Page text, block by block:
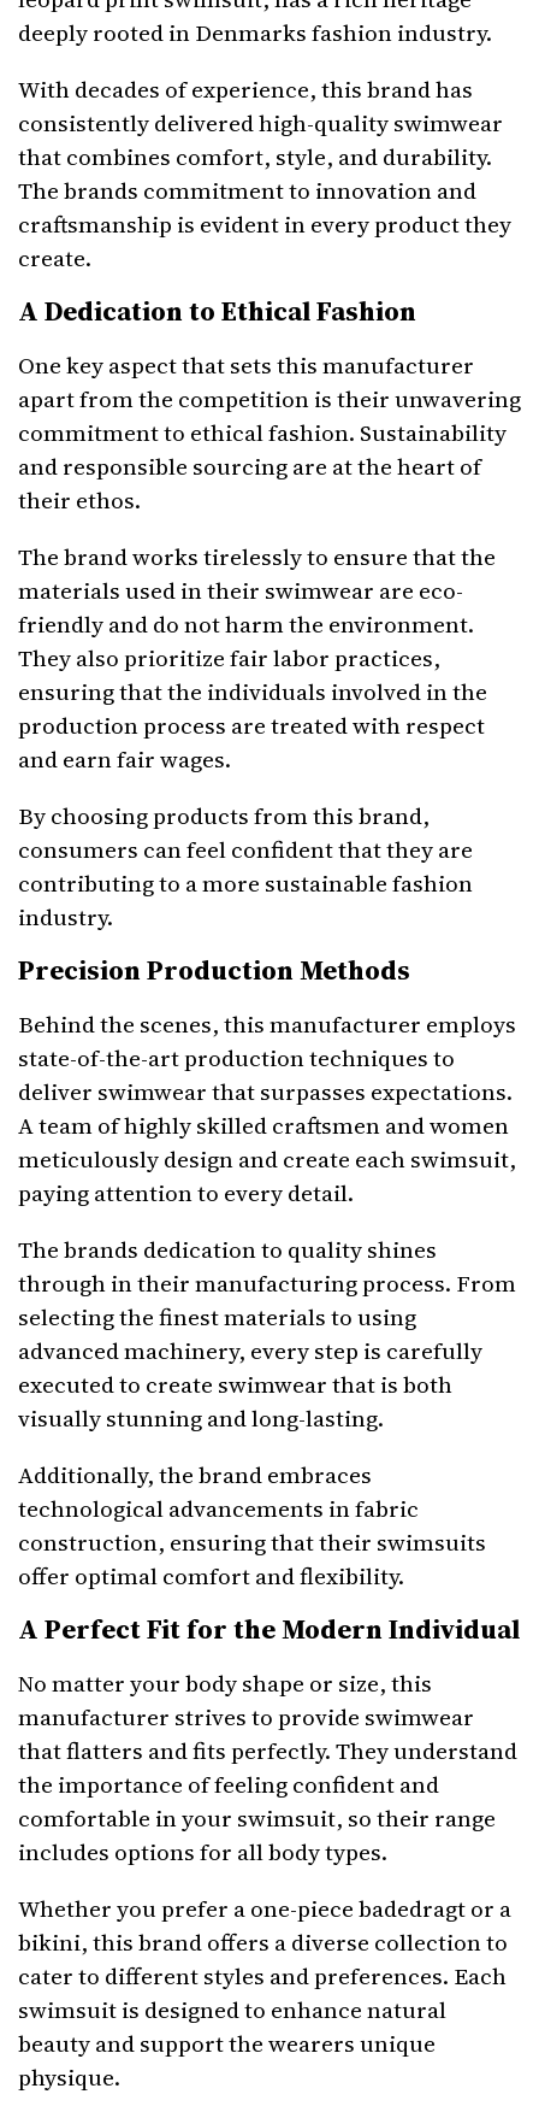
deeply rooted in Denmarks fashion industry.
With decades of experience, this brand has
consistently delivered high-quality swimwear
that combines comfort, style, and durability.
The brands commitment to innovation and
craftsmanship is evident in every product they
create.
A Dedication to Ethical Fashion
One key aspect that sets this manufacturer
apart from the competition is their unwavering
commitment to ethical fashion. Sustainability
and responsible sourcing are at the heart of
their ethos.
The brand works tirelessly to ensure that the
materials used in their swimwear are eco-
friendly and do not harm the environment.
They also prioritize fair labor practices,
ensuring that the individuals involved in the
production process are treated with respect
and earn fair wages.
By choosing products from this brand,
consumers can feel confident that they are
contributing to a more sustainable fashion
industry.
Precision Production Methods
Behind the scenes, this manufacturer employs
state-of-the-art production techniques to
deliver swimwear that surpasses expectations.
A team of highly skilled craftsmen and women
meticulously design and create each swimsuit,
paying attention to every detail.
The brands dedication to quality shines
through in their manufacturing process. From
selecting the finest materials to using
advanced machinery, every step is carefully
executed to create swimwear that is both
visually stunning and long-lasting.
Additionally, the brand embraces
technological advancements in fabric
construction, ensuring that their swimsuits
offer optimal comfort and flexibility.
A Perfect Fit for the Modern Individual
No matter your body shape or size, this
manufacturer strives to provide swimwear
that flatters and fits perfectly. They understand
the importance of feeling confident and
comfortable in your swimsuit, so their range
includes options for all body types.
Whether you prefer a one-piece badedragt or a
bikini, this brand offers a diverse collection to
cater to different styles and preferences. Each
swimsuit is designed to enhance natural
beauty and support the wearers unique
physique.